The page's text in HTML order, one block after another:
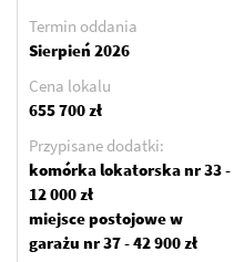
Termin oddania
Sierpień 2026
Cena lokalu
655 700 zł
Przypisane dodatki:
komórka lokatorska nr 33 -
12 000 zł
miejsce postojowe w
garażu nr 37 - 42 900 zł